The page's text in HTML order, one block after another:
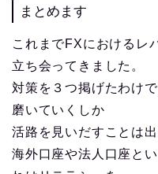
まとめます
これまでFXにおけるレ
立ち会ってきました。
対策を３つ掲げたわけ
磨いていくしか
活路を見いだすことは
海外口座や法人口座と